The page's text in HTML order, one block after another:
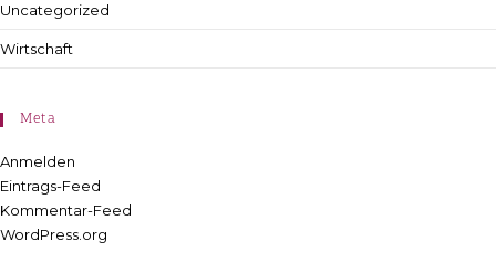
Uncategorized
Wirtschaft
Meta
Anmelden
Eintrags-Feed
Kommentar-Feed
WordPress.org